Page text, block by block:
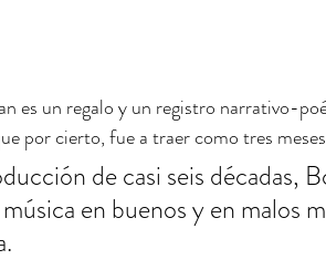
es un regalo y un registro narrativo-
por cierto, fue a traer como tres
de casi seis décadas,
en buenos y en malos